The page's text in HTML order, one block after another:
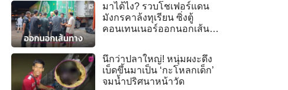
มาได้ไง? รวบโชเฟอร์แดน
มังกรคาล้งทุเรียน ซิ่งตู้
คอนเทนเนอร์ออกนอกเส้น
นึกว่าปลาใหญ่! หนุ่มผงะดึง
เบ็ดขึ้นมาเป็น ‘กะโหลกเด็ก’
จมน้ำปริศนาหน้าวัด